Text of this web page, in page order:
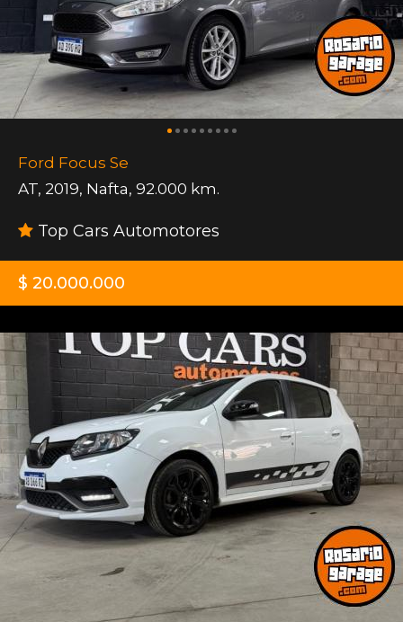
Ford Focus Se
AT, 2019, Nafta, 92.000 km.
Top Cars Automotores
$ 20.000.000